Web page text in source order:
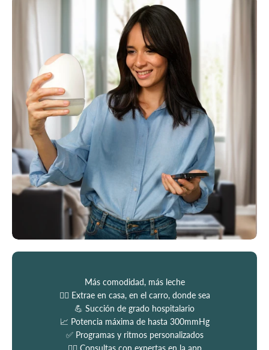
Más comodidad, más leche
💆‍♀️ Extrae en casa, en el carro, donde sea
💪 Succión de grado hospitalario
📈 Potencia máxima de hasta 300mmHg
✅ Programas y ritmos personalizados